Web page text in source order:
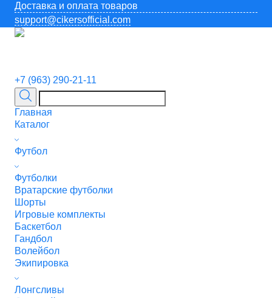
Доставка и оплата товаров
support@cikersofficial.com
+7 (963) 290-21-11
Главная
Каталог
Футбол
Футболки
Вратарские футболки
Шорты
Игровые комплекты
Баскетбол
Гандбол
Волейбол
Экипировка
Лонгсливы